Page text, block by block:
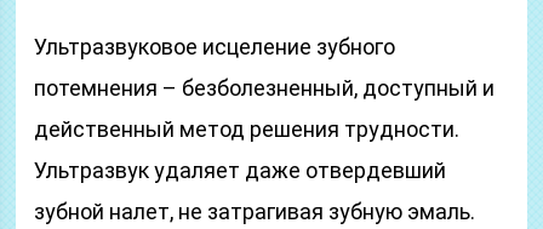
Ультразвуковое исцеление зубного
потемнения – безболезненный, доступный и
действенный метод решения трудности.
Ультразвук удаляет даже отвердевший
зубной налет, не затрагивая зубную эмаль.